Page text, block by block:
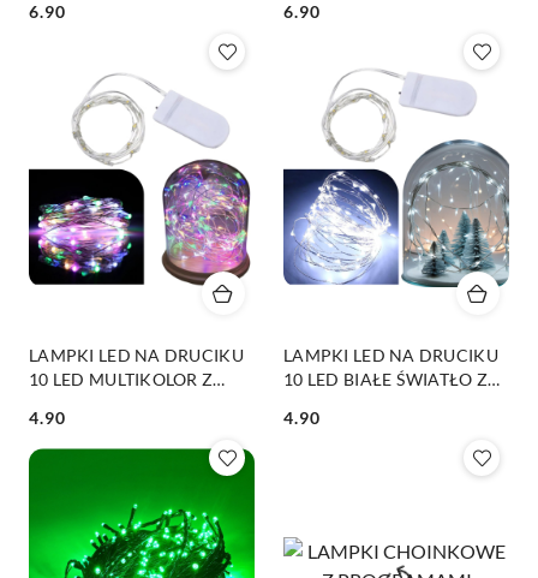
WIEŃCÓW
Cena:
6.90
Cena:
6.90
LAMPKI LED NA DRUCIKU
10 LED MULTIKOLOR Z
WIEŃCÓW
Cena:
4.90
LAMPKI LED NA DRUCIKU
10 LED BIAŁE ŚWIATŁO Z
WIEŃCÓW
Cena:
4.90